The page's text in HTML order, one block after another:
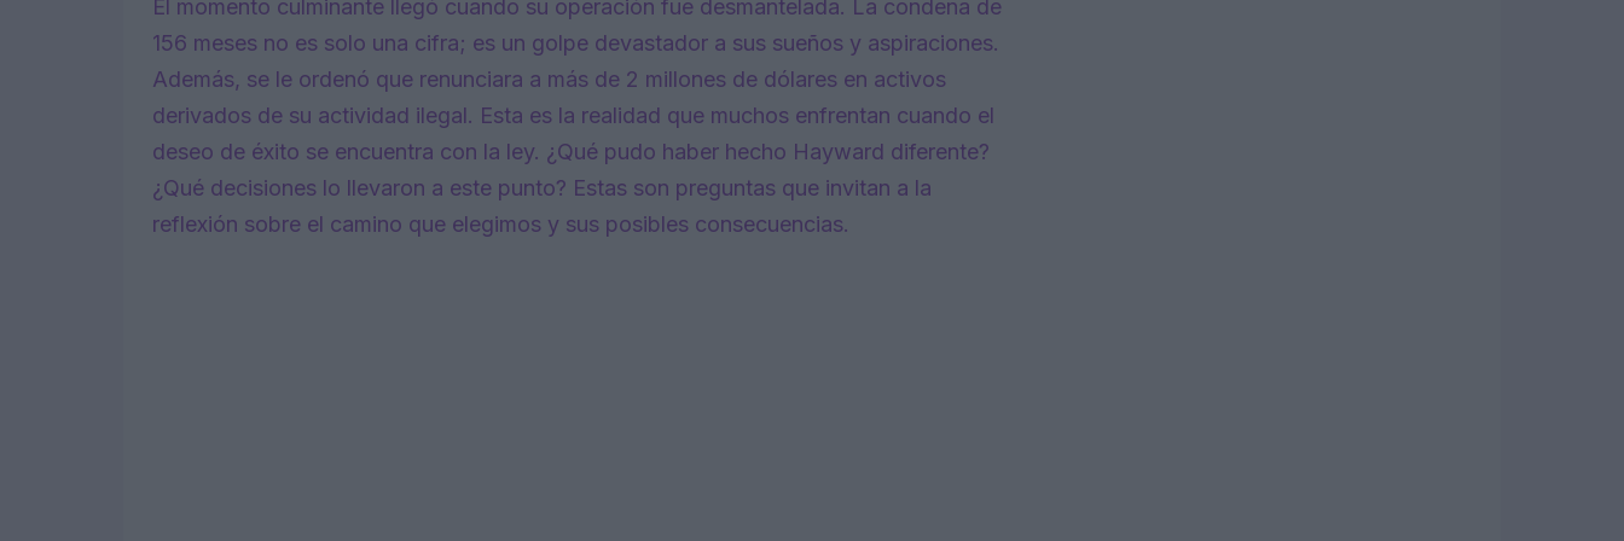
El momento culminante llegó cuando su operación fue desmantelada. La condena de
156 meses no es solo una cifra; es un golpe devastador a sus sueños y aspiraciones.
Además, se le ordenó que renunciara a más de 2 millones de dólares en activos
derivados de su actividad ilegal. Esta es la realidad que muchos enfrentan cuando el
deseo de éxito se encuentra con la ley. ¿Qué pudo haber hecho Hayward diferente?
¿Qué decisiones lo llevaron a este punto? Estas son preguntas que invitan a la
reflexión sobre el camino que elegimos y sus posibles consecuencias.